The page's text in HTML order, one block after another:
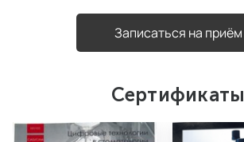
Записаться на приём
Сертификаты